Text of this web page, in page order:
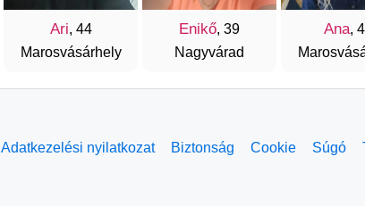
Ari, 44
Marosvásárhely
Enikő, 39
Nagyvárad
Ana,
Adatkezelési nyilatkozat Biztonság Cookie Súgó